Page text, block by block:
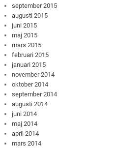
september 2015
augusti 2015
juni 2015
maj 2015
mars 2015
februari 2015
januari 2015
november 2014
oktober 2014
september 2014
augusti 2014
juni 2014
maj 2014
april 2014
mars 2014